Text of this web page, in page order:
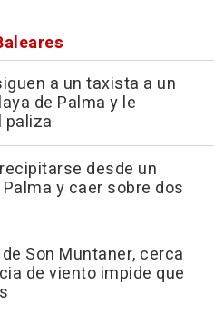
a un taxista a un
de Palma y le
paliza
desde un
y caer sobre dos
Son Muntaner, cerca
de viento impide que